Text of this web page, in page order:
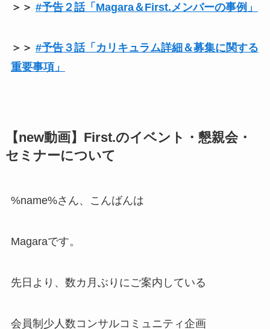
＞＞ #予告２話「Magara＆First.メンバーの事例」
＞＞ #予告３話「カリキュラム詳細＆募集に関する
重要事項」
【new動画】First.のイベント・懇親会・
セミナーについて
%name%さん、こんばんは
Magaraです。
先日より、数カ月ぶりにご案内している
会員制少人数コンサルコミュニティ企画